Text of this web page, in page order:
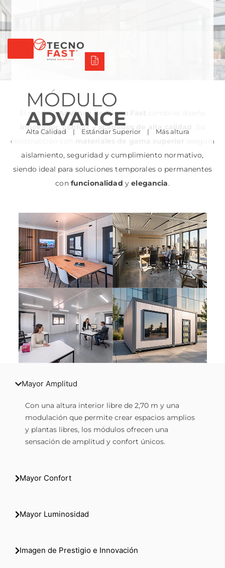
Síguenos
Tecno Fast Perú
MÓDULO
ADVANCE
Alta Calidad | Estándar Superior | Más altura
El móduloAdvance de Tecno Fast
innovador, confort y acabados de alta calidad
construcción con
asegura
aislamiento, seguridad y cumplimiento normativo,
siendo ideal para soluciones temporales o permanentes
con funcionalidad yelegancia.
Mayor Amplitud
Con una altura interior libre de 2,70 m y una
modulación que permite crear espacios amplios
y plantas libres, los módulos ofrecen una
sensación de amplitud y confort únicos.
Mayor Confort
Mayor Luminosidad
Imagen de Prestigio e Innovación